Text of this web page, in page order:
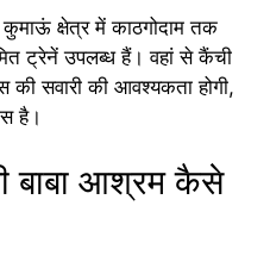
कुमाऊं क्षेत्र में काठगोदाम तक
ट्रेनें उपलब्ध हैं। वहां से कैंची
सवारी की आवश्यकता होगी,
है।
बाबा आश्रम कैसे